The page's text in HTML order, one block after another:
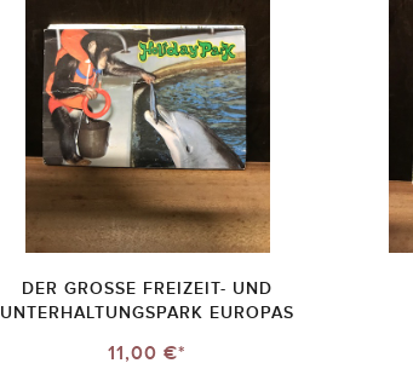
DER GROSSE FREIZEIT- UND
UNTERHALTUNGSPARK EUROPAS
11,00 €*